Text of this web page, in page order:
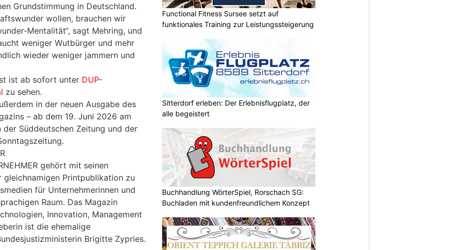
Grundstimmung in Deutschland.
wollen, brauchen wir
Mentalität“, sagt Mehring, und
weniger Wutbürger und mehr
wieder weniger jammern und
ist ab sofort unter DUP-
zu sehen.
in der neuen Ausgabe des
– ab dem 19. Juni 2026 am
Süddeutschen Zeitung und der
gehört mit seinen
Printpublikation zu
für Unternehmerinnen und
Raum. Das Magazin
Innovation, Management
ist die ehemalige
Brigitte Zypries.
Functional Fitness Sursee setzt auf
funktionales Training zur Leistungssteigerung
Sitterdorf erleben: Der Erlebnisflugplatz, der
alle begeistert
Buchhandlung WörterSpiel, Rorschach SG:
Buchladen mit kundenfreundlichem Konzept